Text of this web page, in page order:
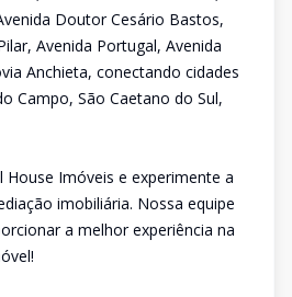
Doutor Cesário Bastos,
Avenida Portugal, Avenida
Anchieta, conectando cidades
Campo, São Caetano do Sul,
House Imóveis e experimente a
imobiliária. Nossa equipe
a melhor experiência na